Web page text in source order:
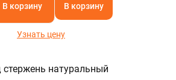
В корзину В корзину
Узнать цену
натуральный